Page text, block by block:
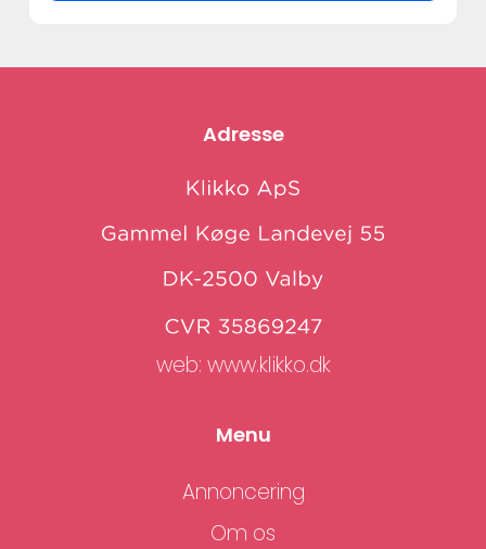
Adresse
web: www.klikko.dk
Menu
Annoncering
Om os